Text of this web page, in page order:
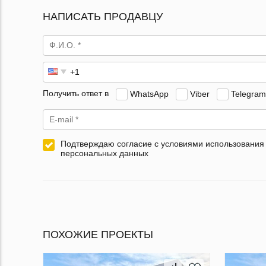
НАПИСАТЬ ПРОДАВЦУ
Получить ответ в WhatsApp Viber Telegram
Подтверждаю согласие с условиями использования
персональных данных
ПОХОЖИЕ ПРОЕКТЫ